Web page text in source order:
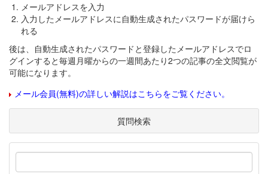
メールアドレスを入力
入力したメールアドレスに自動生成されたパスワードが届けら
れる
後は、自動生成されたパスワードと登録したメールアドレスでロ
グインすると毎週月曜からの一週間あたり2つの記事の全文閲覧が
可能になります。
メール会員(無料)の詳しい解説はこちらをご覧ください。
質問検索